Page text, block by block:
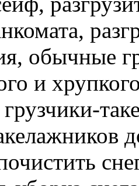
обычные
и